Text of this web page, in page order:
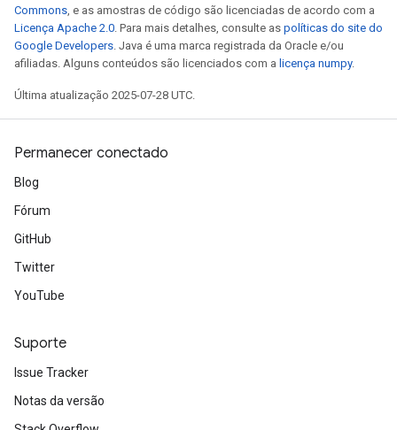
Commons, e as amostras de código são licenciadas de acordo com a
Licença Apache 2.0. Para mais detalhes, consulte as políticas do site do
Google Developers. Java é uma marca registrada da Oracle e/ou
afiliadas. Alguns conteúdos são licenciados com a licença numpy.
Última atualização 2025-07-28 UTC.
Permanecer conectado
Blog
Fórum
GitHub
Twitter
YouTube
Suporte
Issue Tracker
Notas da versão